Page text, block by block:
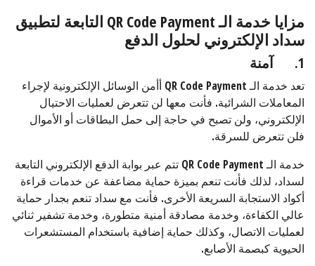
مزايا خدمة الـQR Code Payment التابعة لتطبيق
سداد الإلكتروني لحلول الدفع
1. آمنة
تعد خدمة الـ QR Code Payment أأمن الوسائل الإلكترونية لإجراء
المعاملات الشرائية. فأنت معها لن تتعرض لعمليات الاحتيال
الإلكتروني، ولن تصبح في حاجة إلى حمل البطاقات أو الأموال
فلن تتعرض للسرقة.
خدمة الـ QR Code Payment تتم عبر بوابة الدفع الإلكتروني التابعة
لسداد، لذلك فأنت تنعم بميزة حماية مضاعفة عن خدمات قراءة
أكواد الاستجابة السريعة الأخرى. فأنت مع سداد تنعم بجدار حماية
عالي الكفاءة، وخدمة مصادقة أمنية متطورة، وخدمة تشفير ثنائي
لعمليات الاتصال، وكذلك حماية إضافية باستخدام المستشعرات
الحيوية كبصمة الأصابع.